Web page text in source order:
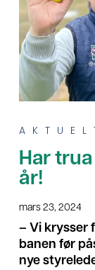
Har
år!
mars 23, 2024
– Vi krysser
banen før
nye